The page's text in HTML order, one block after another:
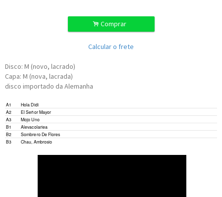
. Comprar
Calcular o frete
Disco: M (novo, lacrado)
Capa: M (nova, lacrada)
disco importado da Alemanha
A1
Hola Didi
A2
El Señor Mayor
A3
Mojo Uno
B1
Alevacolariea
B2
Sombrero De Flores
B3
Chau, Ambrosio